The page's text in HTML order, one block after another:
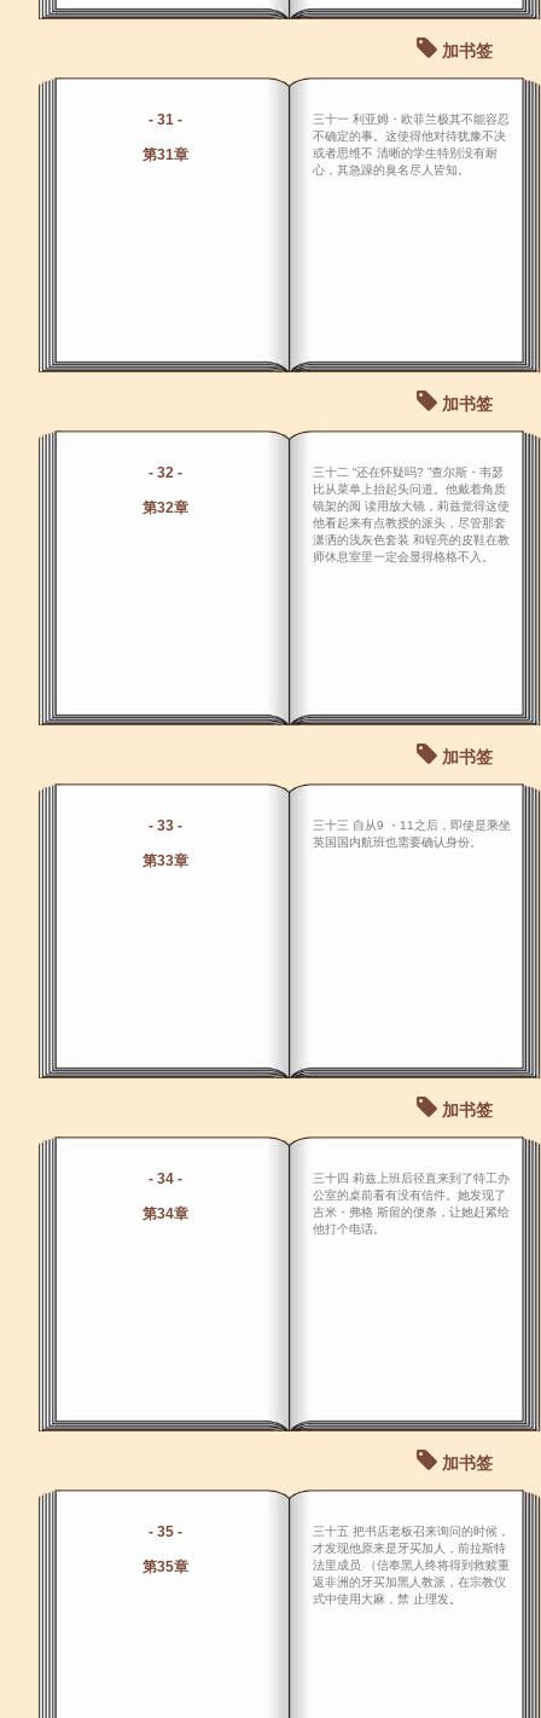
加书签
- 31 -
第31章
三十一 利亚姆・欧菲兰极其不能容忍
不确定的事。这使得他对待犹豫不决
或者思维不 清晰的学生特别没有耐
心，其急躁的臭名尽人皆知。
加书签
- 32 -
第32章
三十二 “还在怀疑吗? ”查尔斯・韦瑟
比从菜单上抬起头问道。他戴着角质
镜架的阅 读用放大镜，莉兹觉得这使
他看起来有点教授的派头，尽管那套
潇洒的浅灰色套装 和锃亮的皮鞋在教
师休息室里一定会显得格格不入。
加书签
- 33 -
第33章
三十三 自从9 ・11之后，即使是乘坐
英国国内航班也需要确认身份。
加书签
- 34 -
第34章
三十四 莉兹上班后径直来到了特工办
公室的桌前看有没有信件。她发现了
吉米・弗格 斯留的便条，让她赶紧给
他打个电话。
加书签
- 35 -
第35章
三十五 把书店老板召来询问的时候，
才发现他原来是牙买加人，前拉斯特
法里成员 （信奉黑人终将得到救赎重
返非洲的牙买加黑人教派，在宗教仪
式中使用大麻，禁 止理发。